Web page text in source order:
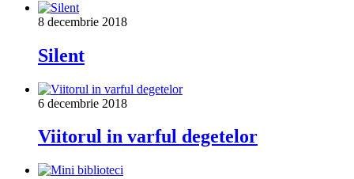
8 decembrie 2018
Silent
6 decembrie 2018
Viitorul in varful degetelor